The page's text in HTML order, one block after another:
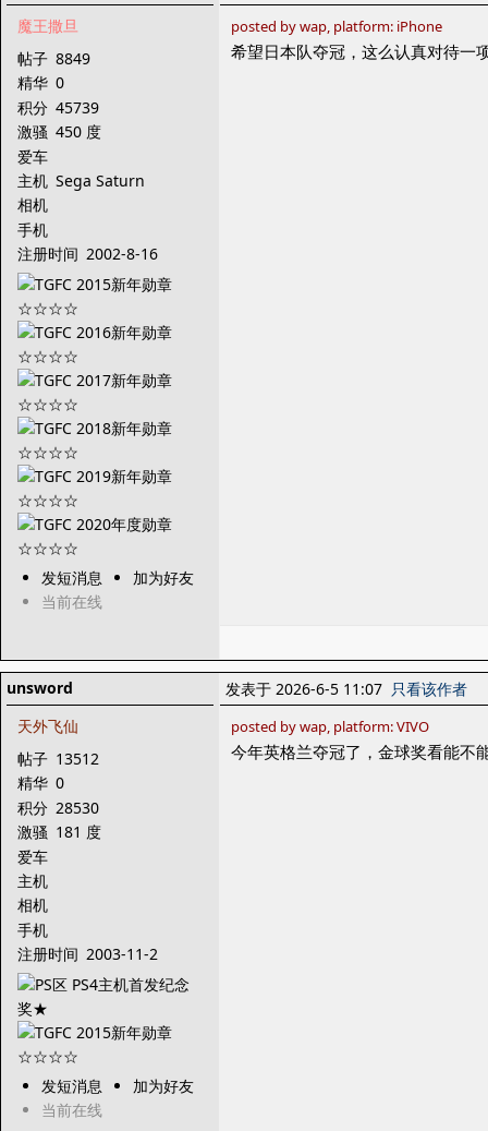
魔王撒旦
帖子 8849
精华 0
积分 45739
激骚 450 度
爱车
主机 Sega Saturn
相机
手机
注册时间 2002-8-16
发短消息
加为好友
当前在线
posted by wap, platform: iPhone
希望日本队夺冠，这么认真对待一
unsword
天外飞仙
帖子 13512
精华 0
积分 28530
激骚 181 度
爱车
主机
相机
手机
注册时间 2003-11-2
发短消息
加为好友
当前在线
发表于 2026-6-5 11:07 只看该作者
posted by wap, platform: VIVO
今年英格兰夺冠了，金球奖看能不